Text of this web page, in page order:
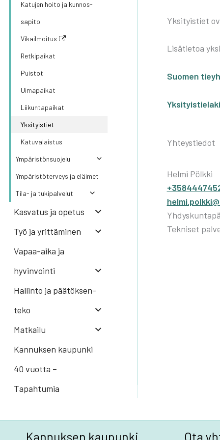
Katu­jen hoi­to ja kun­nos­
sa­pi­to
Vikailmoitus
Ret­ki­pai­kat
Puis­tot
Uima­pai­kat
Lii­kun­ta­pai­kat
Yksi­tyis­tiet
Katu­va­lais­tus
Ympä­ris­tön­suo­je­lu
Ympä­ris­tö­ter­veys ja eläi­met
Tila- ja tuki­pal­ve­lut
Kas­va­tus ja ope­tus
Työ ja yrit­tä­mi­nen
Vapaa-aika ja
hyvinvointi
Hal­lin­to ja pää­tök­sen­
te­ko
Mat­kai­lu
Kannuksen kaupunki
40 vuotta –
Tapahtumia
Yksi­tyis­tiet
Lisä­tie­toa
Suo­men
Yksi­tyis­tie­la­ki
Yhteystiedot
Helmi Pölkki
Tekniset
Kannuksen kaupunki Ota